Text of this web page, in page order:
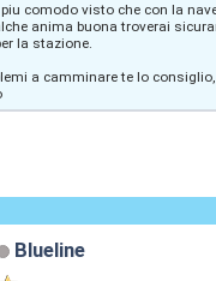
comodo visto che con la
anima buona troverai
la stazione.
a camminare te lo
Blueline